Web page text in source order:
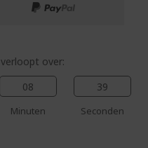
verloopt over:
08
Minuten
37
Seconden